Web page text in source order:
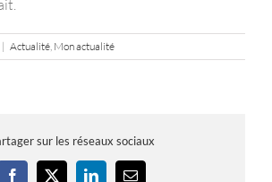
| Actualité, Mon actualité
sur les réseaux sociaux